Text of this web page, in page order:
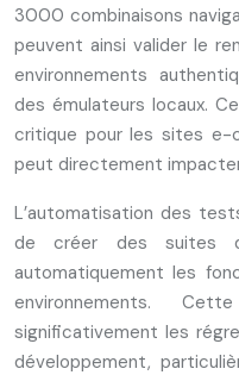
3000 combinaisons
peuvent ainsi valider le
environnements
des émulateurs locaux.
critique pour les sites e-
peut directement
L’automatisation des
de créer des suites
automatiquement les
environnements.
significativement les
développement,